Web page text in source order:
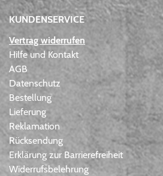
KUNDENSERVICE
Vertrag widerrufen
Hilfe und Kontakt
AGB
Datenschutz
Bestellung
Lieferung
Reklamation
Rücksendung
Erklärung zur Barrierefreiheit
Widerrufsbelehrung